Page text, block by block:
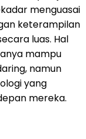
menguasai
keterampilan
luas. Hal
mampu
namun
yang
mereka.